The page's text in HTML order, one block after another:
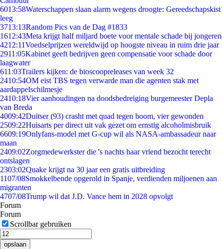
6013:58Waterschappen slaan alarm wegens droogte: Gereedschapskist
leeg
3713:13Random Pics van de Dag #1833
1612:43Meta krijgt half miljard boete voor mentale schade bij jongeren
4212:11Voedselprijzen wereldwijd op hoogste niveau in ruim drie jaar
2911:05Kabinet geeft bedrijven geen compensatie voor schade door
laagwater
611:03Trailers kijken: de bioscoopreleases van week 32
2410:54OM eist TBS tegen verwarde man die agenten stak met
aardappelschilmesje
2410:18Vier aanhoudingen na doodsbedreiging burgemeester Depla
van Breda
4009:42Duitser (93) crasht met quad tegen boom, vier gewonden
2509:22Huisarts per direct uit vak gezet om ernstig alcoholmisbruik
6609:19Onlyfans-model met G-cup wil als NASA-ambassadeur naar
maan
2409:02Zorgmedewerkster die 's nachts haar vriend bezocht terecht
ontslagen
2303:02Quake krijgt na 30 jaar een gratis uitbreiding
1107/08Smokkelbende opgerold in Spanje, verdienden miljoenen aan
migranten
4707/08Trump wil dat J.D. Vance hem in 2028 opvolgt
Forum
Forum
Scrollbar gebruiken
opslaan